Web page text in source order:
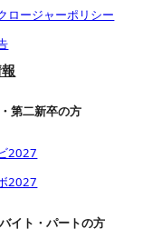
ロージャーポリシー
第二新卒の方
2027
2027
イト・パートの方